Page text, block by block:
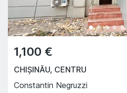
1,100 €
CHIȘINĂU, CENTRU
Constantin Negruzzi